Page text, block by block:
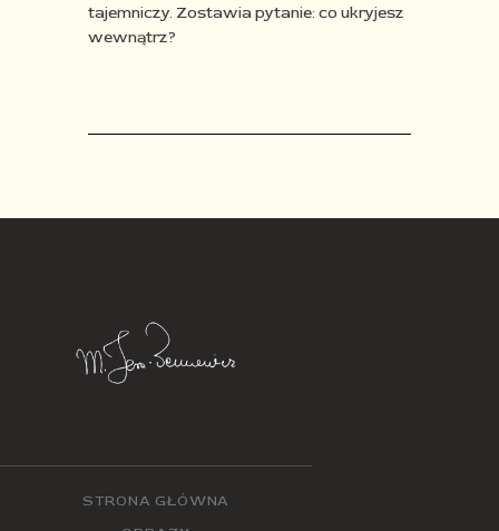
tajemniczy. Zostawia pytanie: co ukryjesz
wewnątrz?
STRONA GŁÓWNA